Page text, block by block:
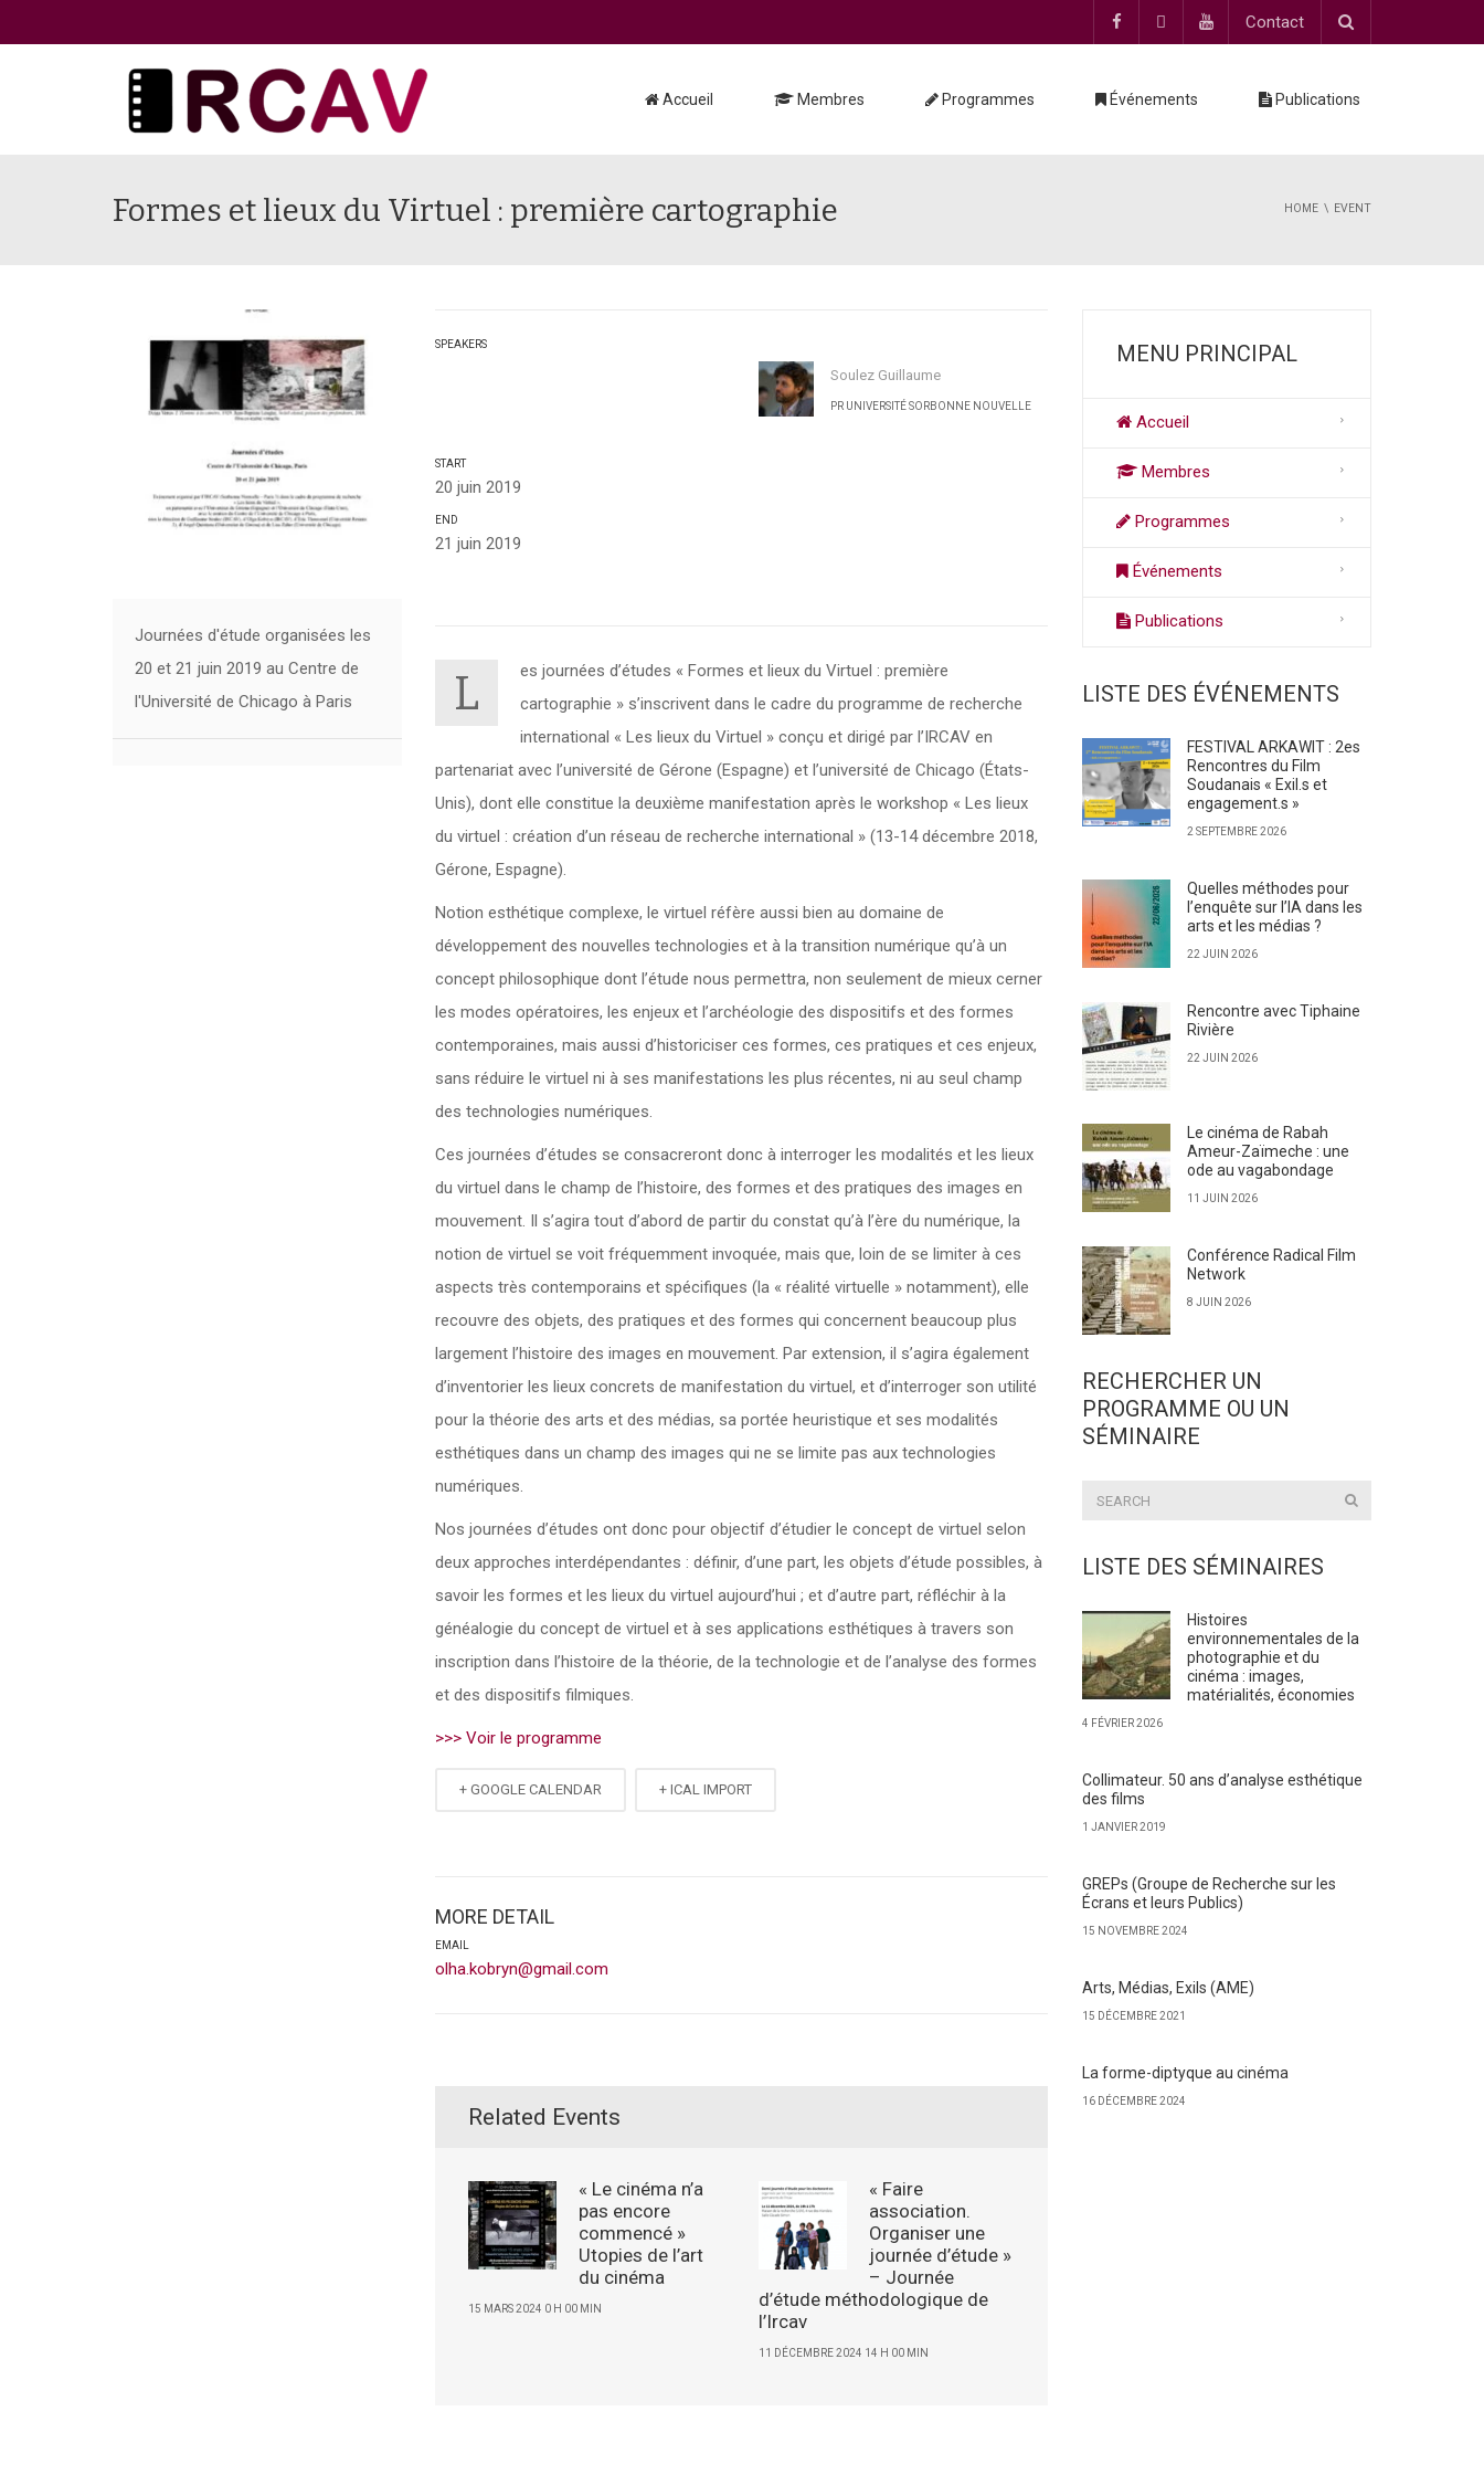
Contact
Accueil Membres Programmes Événements Publications
Formes et lieux du Virtuel : première cartographie HOME EVENT
Journées d'étude organisées les
20 et 21 juin 2019 au Centre de
l'Université de Chicago à Paris
SPEAKERS
Soulez Guillaume
PR UNIVERSITÉ SORBONNE NOUVELLE
START
20 juin 2019
END
21 juin 2019
L
es journées d’études « Formes et lieux du Virtuel : première
cartographie » s’inscrivent dans le cadre du programme de recherche
international « Les lieux du Virtuel » conçu et dirigé par l’IRCAV en
partenariat avec l’université de Gérone (Espagne) et l’université de Chicago (États-
Unis), dont elle constitue la deuxième manifestation après le workshop « Les lieux
du virtuel : création d’un réseau de recherche international » (13-14 décembre 2018,
Gérone, Espagne).
Notion esthétique complexe, le virtuel réfère aussi bien au domaine de
développement des nouvelles technologies et à la transition numérique qu’à un
concept philosophique dont l’étude nous permettra, non seulement de mieux cerner
les modes opératoires, les enjeux et l’archéologie des dispositifs et des formes
contemporaines, mais aussi d’historiciser ces formes, ces pratiques et ces enjeux,
sans réduire le virtuel ni à ses manifestations les plus récentes, ni au seul champ
des technologies numériques.
Ces journées d’études se consacreront donc à interroger les modalités et les lieux
du virtuel dans le champ de l’histoire, des formes et des pratiques des images en
mouvement. Il s’agira tout d’abord de partir du constat qu’à l’ère du numérique, la
notion de virtuel se voit fréquemment invoquée, mais que, loin de se limiter à ces
aspects très contemporains et spécifiques (la « réalité virtuelle » notamment), elle
recouvre des objets, des pratiques et des formes qui concernent beaucoup plus
largement l’histoire des images en mouvement. Par extension, il s’agira également
d’inventorier les lieux concrets de manifestation du virtuel, et d’interroger son utilité
pour la théorie des arts et des médias, sa portée heuristique et ses modalités
esthétiques dans un champ des images qui ne se limite pas aux technologies
numériques.
Nos journées d’études ont donc pour objectif d’étudier le concept de virtuel selon
deux approches interdépendantes : définir, d’une part, les objets d’étude possibles, à
savoir les formes et les lieux du virtuel aujourd’hui ; et d’autre part, réfléchir à la
généalogie du concept de virtuel et à ses applications esthétiques à travers son
inscription dans l’histoire de la théorie, de la technologie et de l’analyse des formes
et des dispositifs filmiques.
>>> Voir le programme
+ GOOGLE CALENDAR + ICAL IMPORT
MORE DETAIL
EMAIL
olha.kobryn@gmail.com
Related Events
« Le cinéma n’a
pas encore
commencé »
Utopies de l’art
du cinéma
15 MARS 2024 0 H 00 MIN
« Faire
association.
Organiser une
journée d’étude »
– Journée
d’étude méthodologique de
l’Ircav
11 DÉCEMBRE 2024 14 H 00 MIN
MENU PRINCIPAL
Accueil
Membres
Programmes
Événements
Publications
LISTE DES ÉVÉNEMENTS
FESTIVAL ARKAWIT : 2es
Rencontres du Film
Soudanais « Exil.s et
engagement.s »
2 SEPTEMBRE 2026
Quelles méthodes pour
l’enquête sur l’IA dans les
arts et les médias ?
22 JUIN 2026
Rencontre avec Tiphaine
Rivière
22 JUIN 2026
Le cinéma de Rabah
Ameur-Zaïmeche : une
ode au vagabondage
11 JUIN 2026
Conférence Radical Film
Network
8 JUIN 2026
RECHERCHER UN
PROGRAMME OU UN
SÉMINAIRE
LISTE DES SÉMINAIRES
Histoires
environnementales de la
photographie et du
cinéma : images,
matérialités, économies
4 FÉVRIER 2026
Collimateur. 50 ans d’analyse esthétique
des films
1 JANVIER 2019
GREPs (Groupe de Recherche sur les
Écrans et leurs Publics)
15 NOVEMBRE 2024
Arts, Médias, Exils (AME)
15 DÉCEMBRE 2021
La forme-diptyque au cinéma
16 DÉCEMBRE 2024